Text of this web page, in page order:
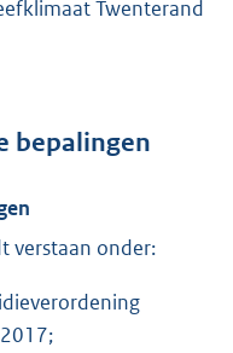
Twenterand
bepalingen
verstaan onder: